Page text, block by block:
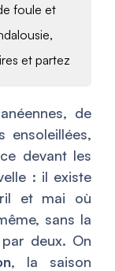
foule et
et partez
de
ensoleillées,
devant les
: il existe
et mai où
sans la
deux. On
, la saison